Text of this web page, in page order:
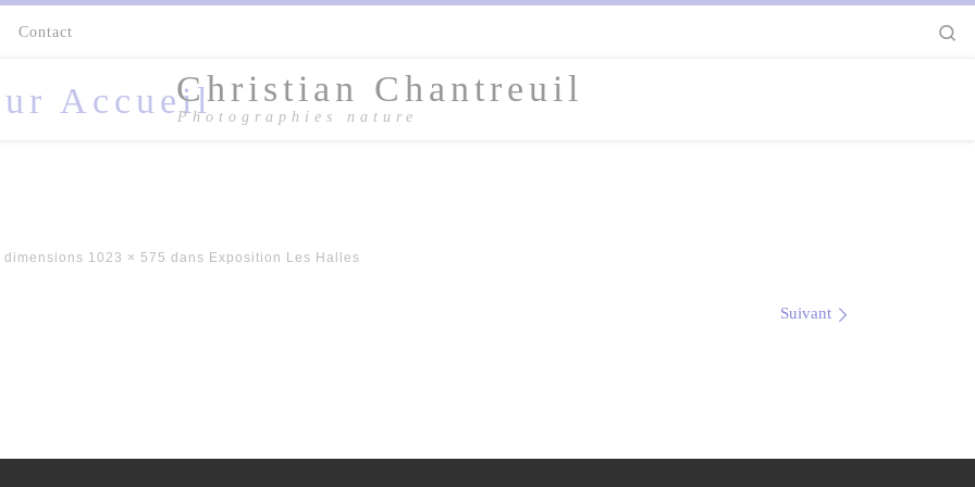
Contact
Christian Chantreuil
Photographies nature
dimensions 1023 × 575 dans Exposition Les Halles
Suivant